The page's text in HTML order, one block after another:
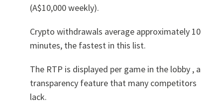
(A$10,000 weekly).
Crypto withdrawals average approximately 10
minutes, the fastest in this list.
The RTP is displayed per game in the lobby , a
transparency feature that many competitors
lack.